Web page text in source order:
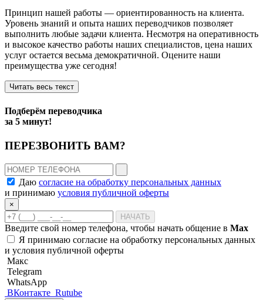
Принцип нашей работы — ориентированность на клиента.
Уровень знаний и опыта наших переводчиков позволяет
выполнить любые задачи клиента. Несмотря на оперативность
и высокое качество работы наших специалистов, цена наших
услуг остается весьма демократичной. Оцените наши
преимущества уже сегодня!
Читать весь текст
Подберём переводчика
за 5 минут!
ПЕРЕЗВОНИТЬ ВАМ?
Даю согласие на обработку персональных данных
и принимаю условия публичной оферты
×
НАЧАТЬ
Введите свой номер телефона, чтобы начать общение в Max
Я принимаю согласие на обработку персональных данных
и условия публичной оферты
Макс
Telegram
WhatsApp
ВКонтакте Rutube